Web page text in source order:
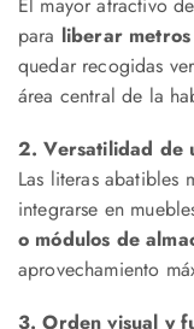
El mayor atractivo
para liberar
quedar recogidas
área central de la
2. Versatilidad de
Las literas abatibles
integrarse en
o módulos de
aprovechamiento
3. Orden visual y